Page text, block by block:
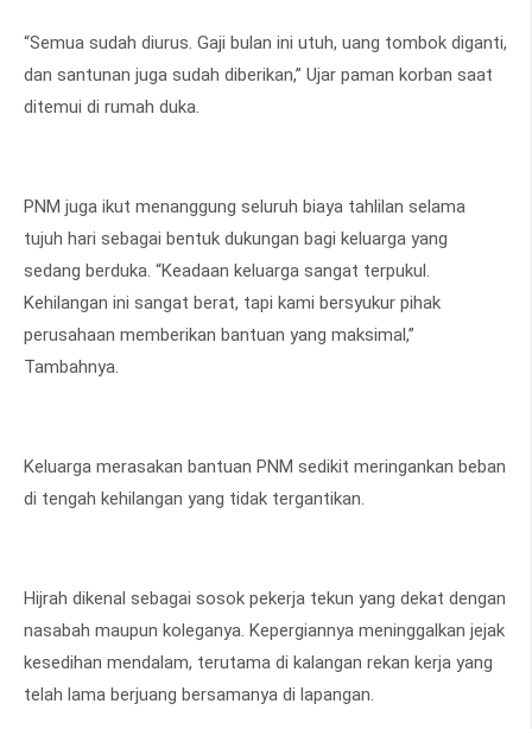
“Semua sudah diurus. Gaji bulan ini utuh, uang tombok diganti,
dan santunan juga sudah diberikan,” Ujar paman korban saat
ditemui di rumah duka.
PNM juga ikut menanggung seluruh biaya tahlilan selama
tujuh hari sebagai bentuk dukungan bagi keluarga yang
sedang berduka. “Keadaan keluarga sangat terpukul.
Kehilangan ini sangat berat, tapi kami bersyukur pihak
perusahaan memberikan bantuan yang maksimal,”
Tambahnya.
Keluarga merasakan bantuan PNM sedikit meringankan beban
di tengah kehilangan yang tidak tergantikan.
Hijrah dikenal sebagai sosok pekerja tekun yang dekat dengan
nasabah maupun koleganya. Kepergiannya meninggalkan jejak
kesedihan mendalam, terutama di kalangan rekan kerja yang
telah lama berjuang bersamanya di lapangan.